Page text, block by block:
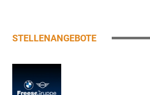
STELLENANGEBOTE